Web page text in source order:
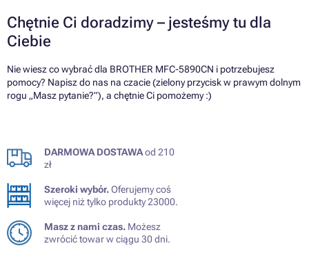
Chętnie Ci doradzimy – jesteśmy tu dla
Ciebie
Nie wiesz co wybrać dla BROTHER MFC-5890CN i potrzebujesz
pomocy? Napisz do nas na czacie (zielony przycisk w prawym dolnym
rogu „Masz pytanie?”), a chętnie Ci pomożemy :)
DARMOWA DOSTAWAod 210
zł
Szeroki wybór.Oferujemy coś
więcej niż tylko produkty 23000.
Masz z nami czas. Możesz
zwrócić towar w ciągu 30 dni.